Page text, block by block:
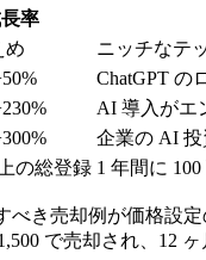
率
め
ニッチなテ
ChatGPT の
AI 導入がエ
企業の AI 投
の総登録 1 年間に
き売却例が価格設定
で売却され、12